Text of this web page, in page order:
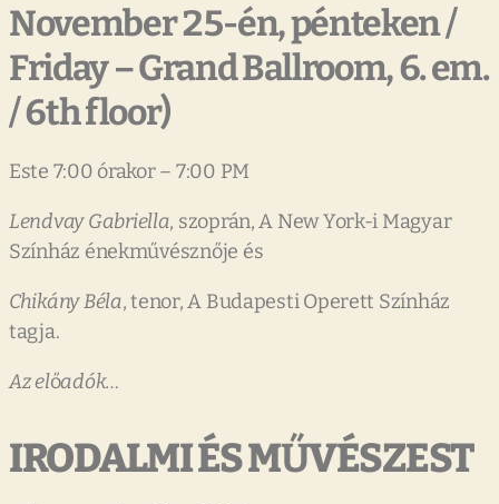
November25-én,pénteken/
Friday–GrandBallroom,6.em.
/6thfloor)
Este 7:00 órakor – 7:00 PM
Lendvay Gabriella, szoprán, A New York-i Magyar
Színház énekművésznője és
ChikányBéla, tenor, A Budapesti Operett Színház
tagja.
Azelőadók…
IRODALMI ÉS MŰVÉSZEST